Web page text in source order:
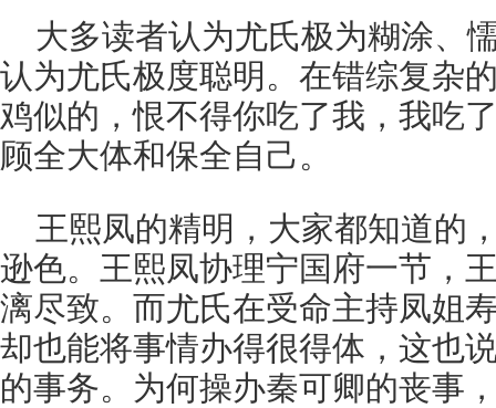
大多读者认为尤氏极为糊涂、
认为尤氏极度聪明。在错综复杂
鸡似的，恨不得你吃了我，我吃
顾全大体和保全自己。
王熙凤的精明，大家都知道的
逊色。王熙凤协理宁国府一节，
漓尽致。而尤氏在受命主持凤姐
却也能将事情办得很得体，这也
的事务。为何操办秦可卿的丧事